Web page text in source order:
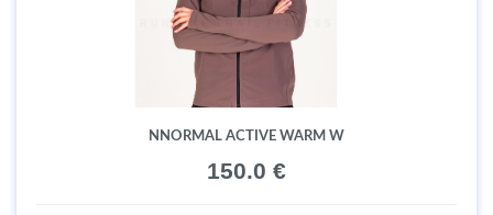
NNORMAL ACTIVE WARM W
150.0 €